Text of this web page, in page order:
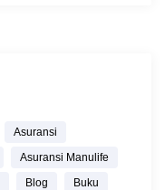
Asuransi
Asuransi Manulife
Blog
Buku